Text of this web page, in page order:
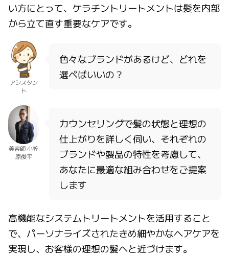
い方にとって、ケラチントリートメントは髪を内部
から立て直す重要なケアです。
アシスタン
ト
色々なブランドがあるけど、どれを
選べばいいの？
美容師 小笠
原俊平
カウンセリングで髪の状態と理想の
仕上がりを詳しく伺い、それぞれの
ブランドや製品の特性を考慮して、
あなたに最適な組み合わせをご提案
します
高機能なシステムトリートメントを活用すること
で、パーソナライズされたきめ細やかなヘアケアを
実現し、お客様の理想の髪へと近づけます。